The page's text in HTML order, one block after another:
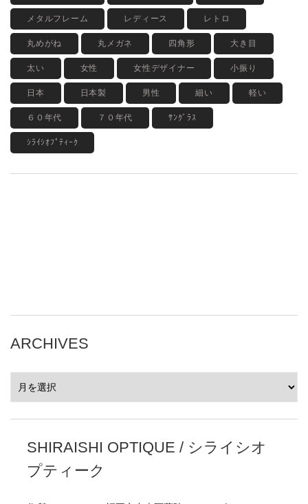
メタルフレーム レディース レトロ
丸めがね 丸メガネ 四角形 大き目
太い 女性 女性デザイナー 小振り
日本 日本製 男性 細い 軽い
６０年代 ７０年代 ｻﾝｸﾞﾗｽ
ｼﾗｲｼｵﾌﾟﾃｨｰｸ
ARCHIVES
SHIRAISHI OPTIQUE / シライシオ
プティーク